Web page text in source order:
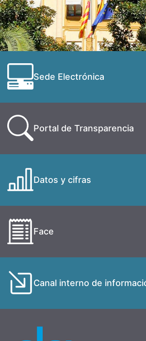
Sede Electrónica
Portal de Transparencia
Datos y cifras
Face
Canal interno de